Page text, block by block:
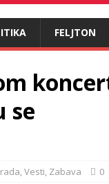
FELJTON
se
,Vesti, Zabava 0